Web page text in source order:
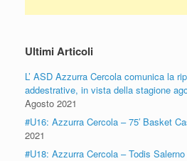
Ultimi Articoli
L’ ASD Azzurra Cercola comunica la
addestrative, in vista della stagione
Agosto 2021
#U16: Azzurra Cercola – 75′ Basket
2021
#U18: Azzurra Cercola – Todis